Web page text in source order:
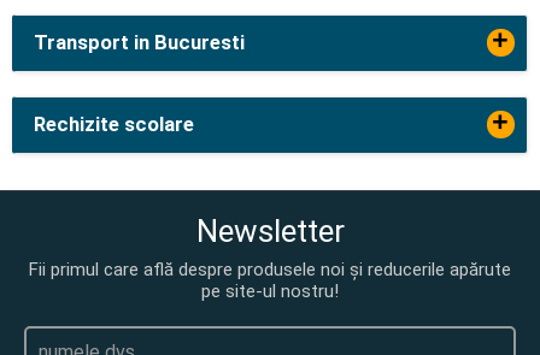
Transport in Bucuresti +
Rechizite scolare +
Newsletter
Fii primul care află despre produsele noi și reducerile apărute
pe site-ul nostru!